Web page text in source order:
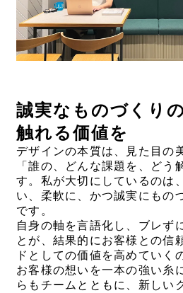
誠実なものづくり
触れる価値を
デザインの本質は、見た目の
「誰の、どんな課題を、どう
す。私が大切にしているのは
い、柔軟に、かつ誠実にもの
です。
自身の軸を言語化し、ブレず
とが、結果的にお客様との信
ドとしての価値を高めていく
お客様の想いを一本の強い糸
らもチームとともに、新しい